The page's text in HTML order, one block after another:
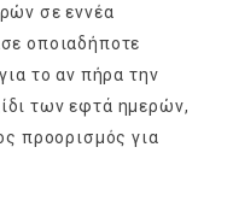
σε εννέα
οποιαδήποτε
το αν πήρα την
των εφτά ημερών,
προορισμός για